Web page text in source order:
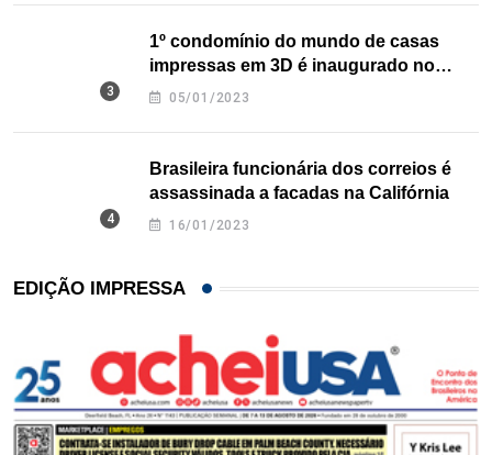
1º condomínio do mundo de casas
impressas em 3D é inaugurado no
Texas
05/01/2023
Brasileira funcionária dos correios é
assassinada a facadas na Califórnia
16/01/2023
EDIÇÃO IMPRESSA